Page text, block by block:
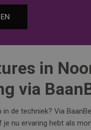
in
via
de techniek? Via
nu ervaring hebt als